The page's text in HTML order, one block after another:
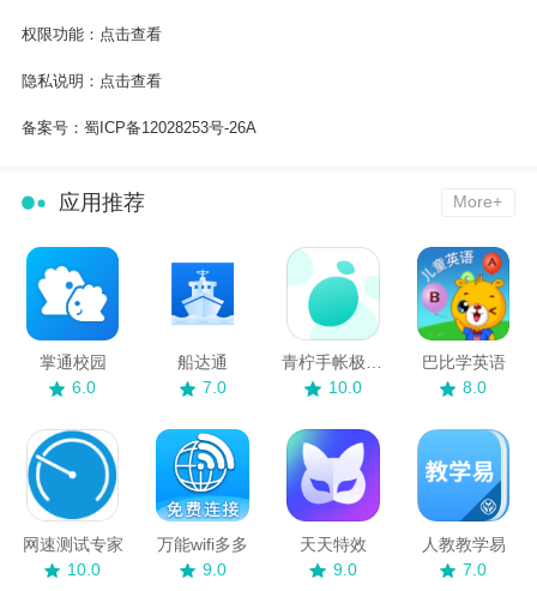
权限功能： 点击查看
隐私说明： 点击查看
备案号： 蜀ICP备12028253号-26A
应用推荐 More+
掌通校园
6.0
船达通
7.0
10.0
巴比学英语
8.0
网速测试专家
10.0
万能wifi多多
9.0
天天特效
9.0
人教教学易
7.0